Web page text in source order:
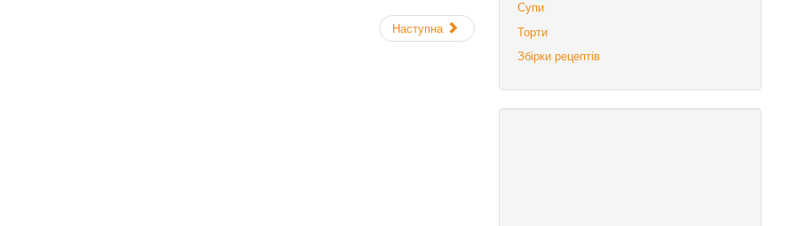
Наступна
Супи
Торти
Збірки рецептів